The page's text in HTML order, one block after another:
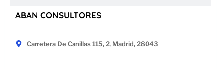
ABAN CONSULTORES
Carretera De Canillas 115, 2, Madrid, 28043